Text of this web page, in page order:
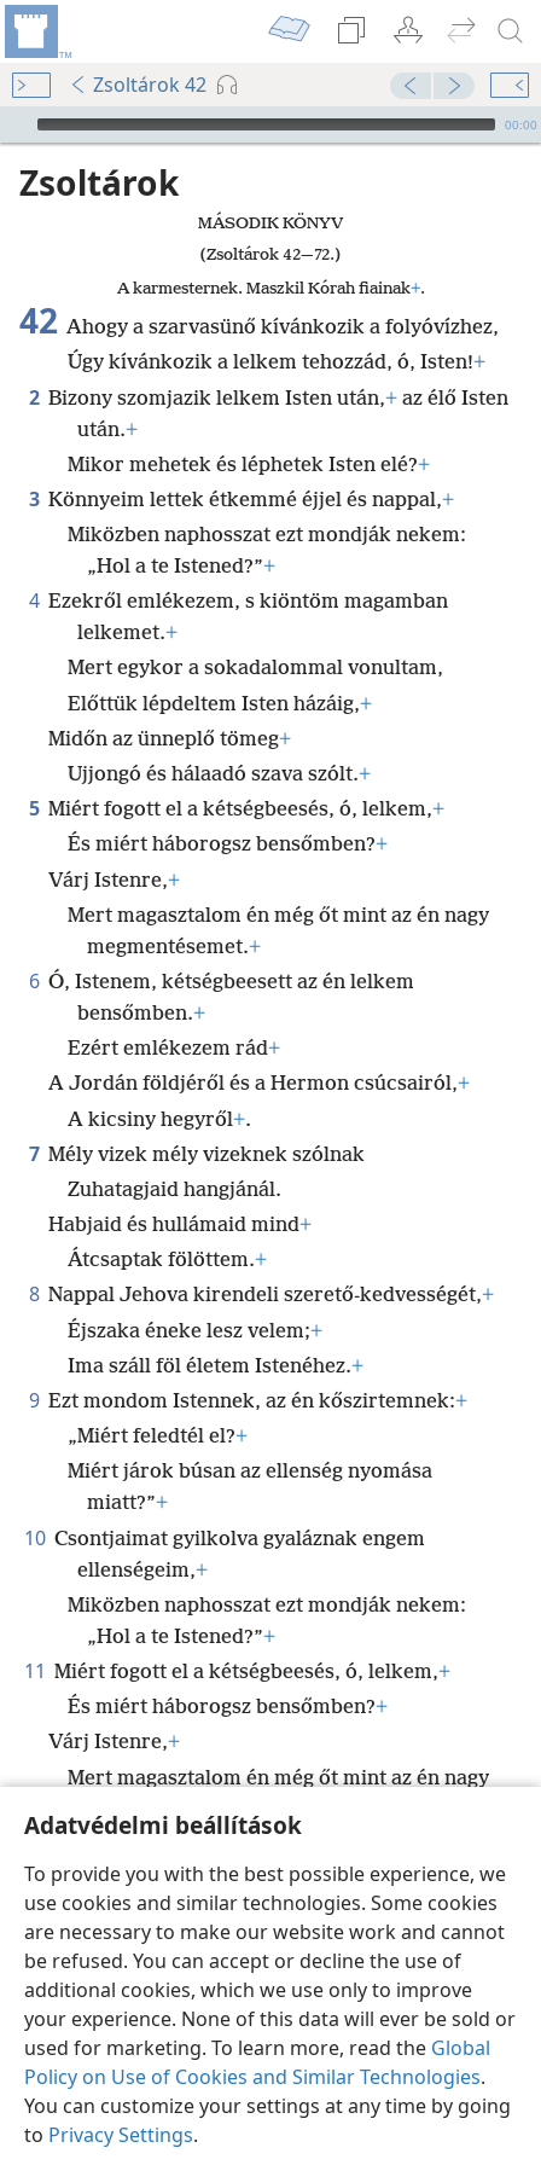
Adatvédelmi beállítások
To provide you with the best possible experience, we
use cookies and similar technologies. Some cookies
are necessary to make our website work and cannot
be refused. You can accept or decline the use of
additional cookies, which we use only to improve
your experience. None of this data will ever be sold or
used for marketing. To learn more, read the Global
Policy on Use of Cookies and Similar Technologies.
You can customize your settings at any time by going
to Privacy Settings.
Zsoltárok 42
Audio Player
00:00
Zsoltárok
MÁSODIK KÖNYV
(Zsoltárok 42—72.)
A karmesternek. Maszkil Kórah fiainak+.
42 Ahogy a szarvasünő kívánkozik a folyóvízhez,
Úgy kívánkozik a lelkem tehozzád, ó, Isten!+
2 Bizony szomjazik lelkem Isten után,+ az élő Isten
után.+
Mikor mehetek és léphetek Isten elé?+
3 Könnyeim lettek étkemmé éjjel és nappal,+
Miközben naphosszat ezt mondják nekem:
„Hol a te Istened?”+
4 Ezekről emlékezem, s kiöntöm magamban
lelkemet.+
Mert egykor a sokadalommal vonultam,
Előttük lépdeltem Isten házáig,+
Midőn az ünneplő tömeg+
Ujjongó és hálaadó szava szólt.+
5 Miért fogott el a kétségbeesés, ó, lelkem,+
És miért háborogsz bensőmben?+
Várj Istenre,+
Mert magasztalom én még őt mint az én nagy
megmentésemet.+
6 Ó, Istenem, kétségbeesett az én lelkem
bensőmben.+
Ezért emlékezem rád+
A Jordán földjéről és a Hermon csúcsairól,+
A kicsiny hegyről+.
7 Mély vizek mély vizeknek szólnak
Zuhatagjaid hangjánál.
Habjaid és hullámaid mind+
Átcsaptak fölöttem.+
8 Nappal Jehova kirendeli szerető-kedvességét,+
Éjszaka éneke lesz velem;+
Ima száll föl életem Istenéhez.+
9 Ezt mondom Istennek, az én kőszirtemnek:+
„Miért feledtél el?+
Miért járok búsan az ellenség nyomása
miatt?”+
10 Csontjaimat gyilkolva gyaláznak engem
ellenségeim,+
Miközben naphosszat ezt mondják nekem:
„Hol a te Istened?”+
11 Miért fogott el a kétségbeesés, ó, lelkem,+
És miért háborogsz bensőmben?+
Várj Istenre,+
Mert magasztalom én még őt mint az én nagy
Magyar Megosztás Beállítások
Copyright © 2026 Watch Tower Bible and Tract Society of Pennsylvania
Felhasználási feltételek
Bizalmas információra vonatkozó szabályok
Adatvédelmi beállítások
JW.ORG Bejelentkezés